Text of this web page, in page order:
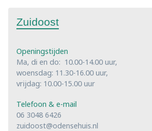
Zuidoost
Openingstijden
Ma, di en do: 10.00-14.00 uur,
woensdag: 11.30-16.00 uur,
vrijdag: 10.00-15.00 uur
Telefoon & e-mail
06 3048 6426
zuidoost@odensehuis.nl